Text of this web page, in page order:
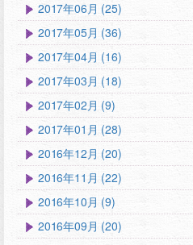
2017年06月 (25)
2017年05月 (36)
2017年04月 (16)
2017年03月 (18)
2017年02月 (9)
2017年01月 (28)
2016年12月 (20)
2016年11月 (22)
2016年10月 (9)
2016年09月 (20)